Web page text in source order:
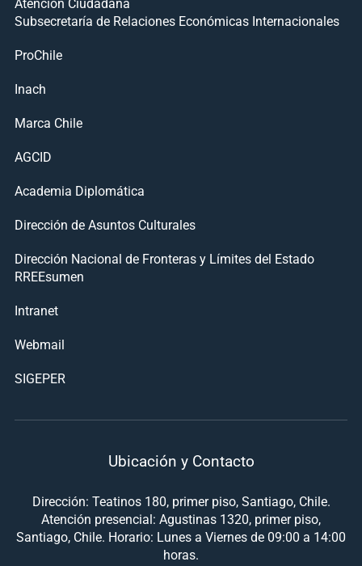
Subsecretaría de Relaciones Económicas Internacionales
ProChile
Inach
Marca Chile
AGCID
Academia Diplomática
Dirección de Asuntos Culturales
Dirección Nacional de Fronteras y Límites del Estado
RREEsumen
Intranet
Webmail
SIGEPER
Ubicación y Contacto
Dirección: Teatinos 180, primer piso, Santiago, Chile.
Atención presencial: Agustinas 1320, primer piso,
Santiago, Chile. Horario: Lunes a Viernes de 09:00 a 14:00
horas.